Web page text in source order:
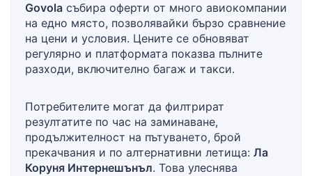
Govola събира оферти от много авиокомпании
на едно място, позволявайки бързо сравнение
на цени и условия. Цените се обновяват
регулярно и платформата показва пълните
разходи, включително багаж и такси.
Потребителите могат да филтрират
резултатите по час на заминаване,
продължителност на пътуването, брой
прекачвания и по алтернативни летища: Ла
Коруня Интернешънъл. Това улеснява